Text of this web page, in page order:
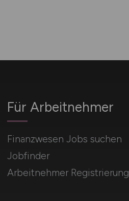
Für Arbeitnehmer
Finanzwesen Jobs suchen
Jobfinder
Arbeitnehmer Registrierung